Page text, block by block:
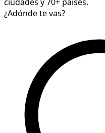
¿Adónde te vas?